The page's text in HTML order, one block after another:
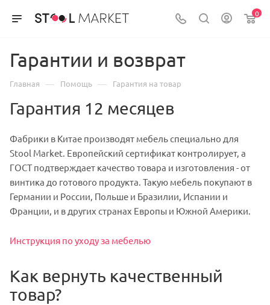
0
Гарантии и возврат
Главная — Помощь — Гарантия на товар
Гарантия 12 месяцев
Фабрики в Китае производят мебель специально для
Stool Market. Европейский сертификат контролирует, а
ГОСТ подтверждает качество товара и изготовления - от
винтика до готового продукта. Такую мебель покупают в
Германии и России, Польше и Бразилии, Испании и
Франции, и в других странах Европы и Южной Америки.
Инструкция по уходу за мебелью
Как вернуть качественный
товар?